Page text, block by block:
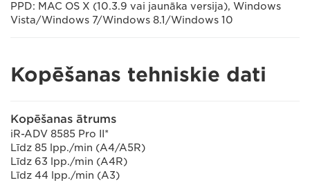
PPD: MAC OS X (10.3.9 vai jaunāka versija), Windows
Vista/Windows 7/Windows 8.1/Windows 10
Kopēšanas tehniskie dati
Kopēšanas ātrums
iR-ADV 8585 Pro II*
Līdz 85 lpp./min (A4/A5R)
Līdz 63 lpp./min (A4R)
Līdz 44 lpp./min (A3)